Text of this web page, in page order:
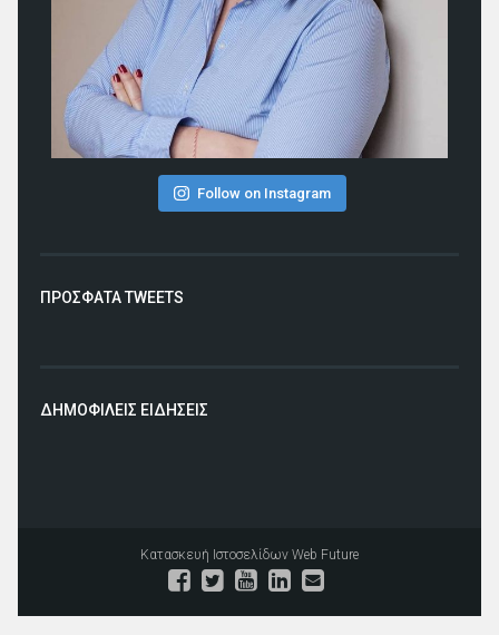
Follow on Instagram
ΠΡΟΣΦΑΤΑ TWEETS
ΔΗΜΟΦΙΛΕΙΣ ΕΙΔΗΣΕΙΣ
Κατασκευή Ιστοσελίδων Web Future